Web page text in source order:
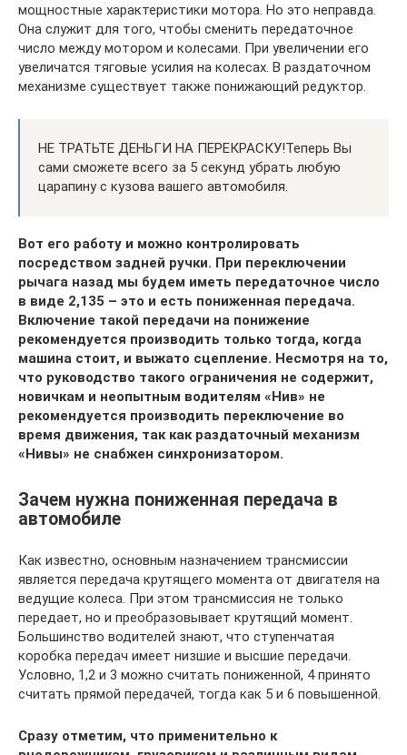
мощностные характеристики мотора. Но это неправда.
Она служит для того, чтобы сменить передаточное
число между мотором и колесами. При увеличении его
увеличатся тяговые усилия на колесах. В раздаточном
механизме существует также понижающий редуктор.
НЕ ТРАТЬТЕ ДЕНЬГИ НА ПЕРЕКРАСКУ!Теперь Вы
сами сможете всего за 5 секунд убрать любую
царапину с кузова вашего автомобиля.
Вот его работу и можно контролировать
посредством задней ручки. При переключении
рычага назад мы будем иметь передаточное число
в виде 2,135 – это и есть пониженная передача.
Включение такой передачи на понижение
рекомендуется производить только тогда, когда
машина стоит, и выжато сцепление. Несмотря на то,
что руководство такого ограничения не содержит,
новичкам и неопытным водителям «Нив» не
рекомендуется производить переключение во
время движения, так как раздаточный механизм
«Нивы» не снабжен синхронизатором.
Зачем нужна пониженная передача в
автомобиле
Как известно, основным назначением трансмиссии
является передача крутящего момента от двигателя на
ведущие колеса. При этом трансмиссия не только
передает, но и преобразовывает крутящий момент.
Большинство водителей знают, что ступенчатая
коробка передач имеет низшие и высшие передачи.
Условно, 1,2 и 3 можно считать пониженной, 4 принято
считать прямой передачей, тогда как 5 и 6 повышенной.
Сразу отметим, что применительно к